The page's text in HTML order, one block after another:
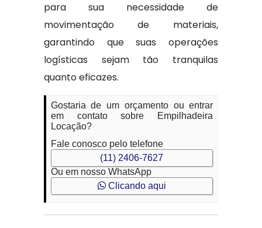
para sua necessidade de
movimentação de materiais,
garantindo que suas operações
logísticas sejam tão tranquilas
quanto eficazes.
Gostaria de um orçamento ou entrar
em contato sobre Empilhadeira
Locação?
Fale conosco pelo telefone
(11) 2406-7627
Ou em nosso WhatsApp
Clicando aqui